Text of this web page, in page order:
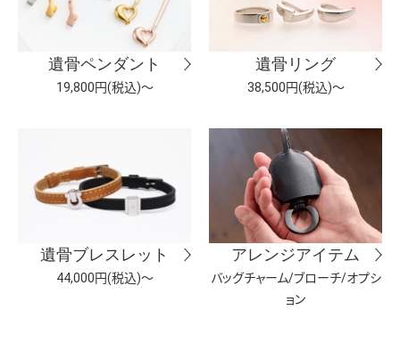
遺骨ペンダント
19,800円(税込)～
遺骨リング
38,500円(税込)～
遺骨ブレスレット
44,000円(税込)～
アレンジアイテム
バッグチャーム/ブローチ/オプシ
ョン